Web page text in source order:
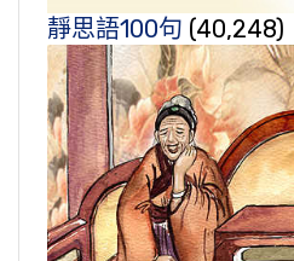
靜思語100句 (40,248)